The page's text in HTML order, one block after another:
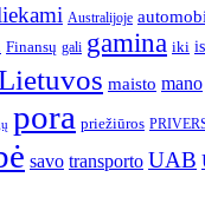
Australijoje
Finansų gali gamina iki
maisto mano
pora priežiūros
savo transporto UAB